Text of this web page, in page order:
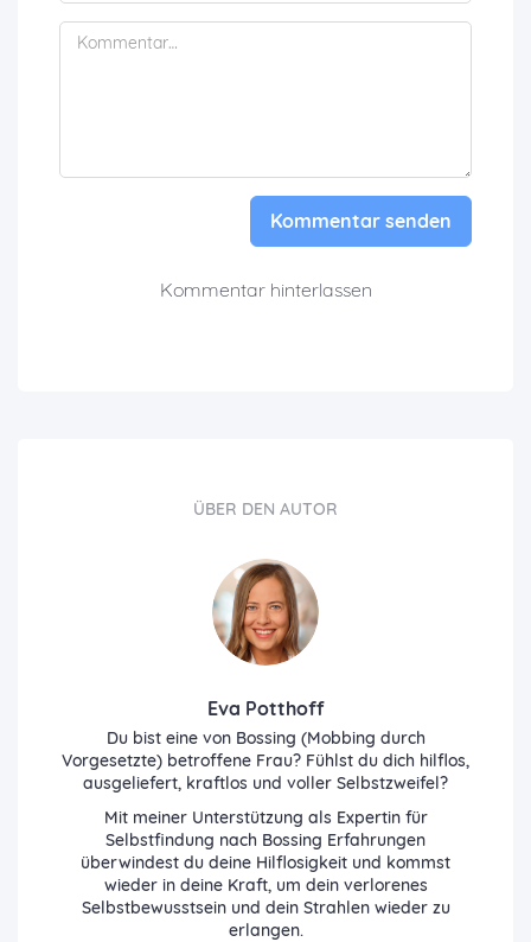
Kommentar senden
Kommentar hinterlassen
ÜBER DEN AUTOR
Eva Potthoff
Du bist eine von Bossing (Mobbing durch
Vorgesetzte) betroffene Frau? Fühlst du dich hilflos,
ausgeliefert, kraftlos und voller Selbstzweifel?
Mit meiner Unterstützung als Expertin für
Selbstfindung nach Bossing Erfahrungen
überwindest du deine Hilflosigkeit und kommst
wieder in deine Kraft, um dein verlorenes
Selbstbewusstsein und dein Strahlen wieder zu
erlangen.